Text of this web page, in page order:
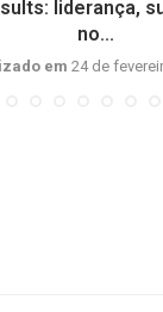
liderança,
no...
em 24 de